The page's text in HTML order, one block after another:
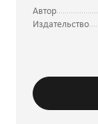
Автор
Издательство